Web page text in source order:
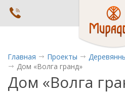
Главная Проекты
Дом «Волга гранд»
Дом «Волга